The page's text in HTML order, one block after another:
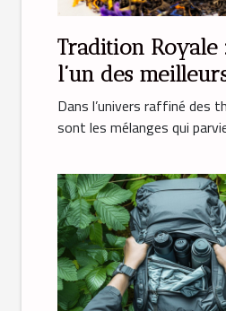
Tradition Royale
l’un des
Grey
Dans l’univers raffiné des
sont les mélanges qui